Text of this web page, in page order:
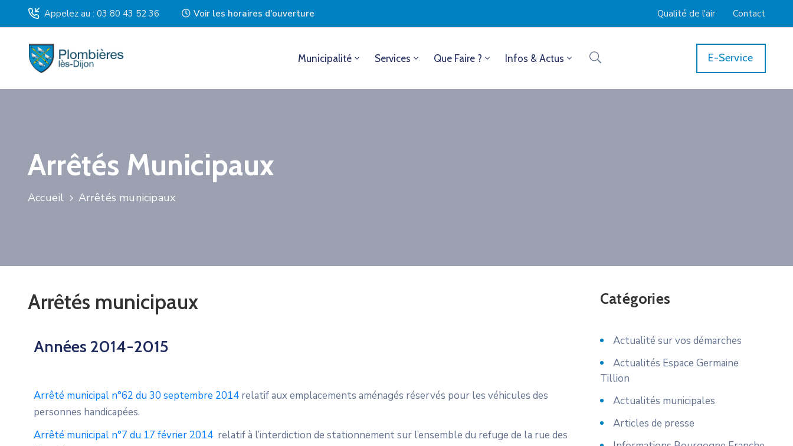
Appelez au : 03 80 43 52 36 Voir les horaires d'ouverture Qualité de l'air Contact
Municipalité Services Que Faire ? Infos & Actus E-Service
Arrêtés Municipaux
Accueil Arrêtés municipaux
Arrêtés municipaux
Années 2014-2015
Arrêté municipal n°62 du 30 septembre 2014 relatif aux emplacements aménagés réservés pour les véhicules des
personnes handicapées.
Arrêté municipal n°7 du 17 février 2014 relatif à l’interdiction de stationnement sur l’ensemble du refuge de la rue des
Catégories
Actualité sur vos démarches
Actualités Espace Germaine
Tillion
Actualités municipales
Articles de presse